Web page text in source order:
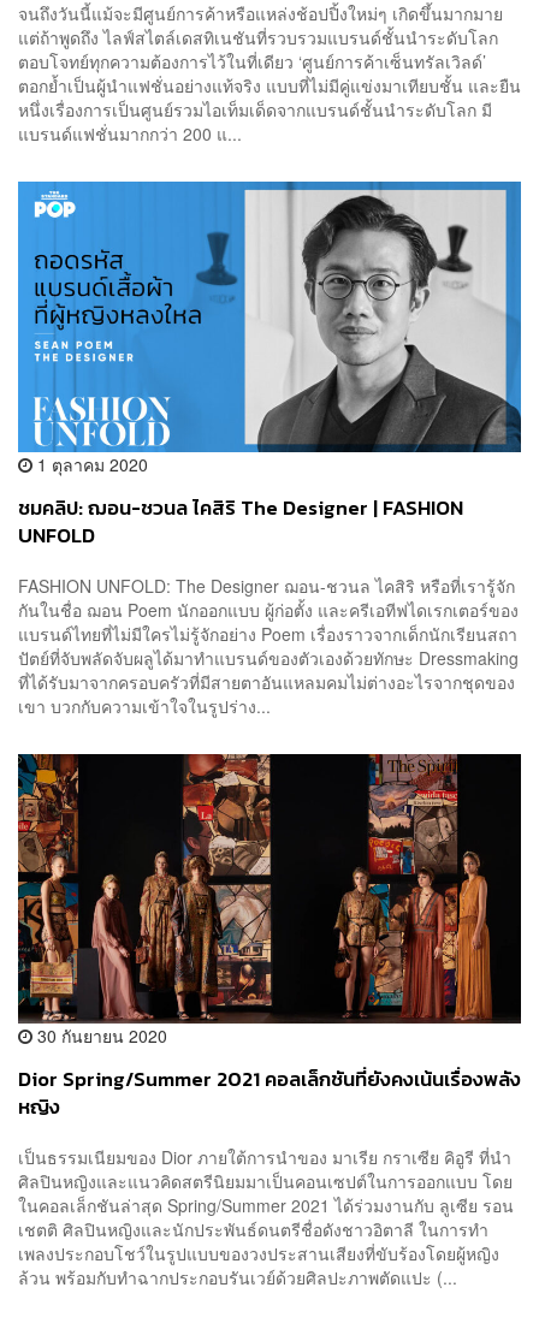
จนถึงวันนี้แม้จะมีศูนย์การค้าหรือแหล่งช้อปปิ้งใหม่ๆ เกิดขึ้นมากมาย
แต่ถ้าพูดถึง ไลฟ์สไตล์เดสทิเนชันที่รวบรวมแบรนด์ชั้นนำระดับโลก
ตอบโจทย์ทุกความต้องการไว้ในที่เดียว ‘ศูนย์การค้าเซ็นทรัลเวิลด์’
ตอกย้ำเป็นผู้นำแฟชั่นอย่างแท้จริง แบบที่ไม่มีคู่แข่งมาเทียบชั้น และยืน
หนึ่งเรื่องการเป็นศูนย์รวมไอเท็มเด็ดจากแบรนด์ชั้นนำระดับโลก มี
แบรนด์แฟชั่นมากกว่า 200 แ...
1 ตุลาคม 2020
ชมคลิป: ฌอน-ชวนล ไคสิริ The Designer | FASHION
UNFOLD
FASHION UNFOLD: The Designer ฌอน-ชวนล ไคสิริ หรือที่เรารู้จัก
กันในชื่อ ฌอน Poem นักออกแบบ ผู้ก่อตั้ง และครีเอทีฟไดเรกเตอร์ของ
แบรนด์ไทยที่ไม่มีใครไม่รู้จักอย่าง Poem เรื่องราวจากเด็กนักเรียนสถา
ปัตย์ที่จับพลัดจับผลูได้มาทำแบรนด์ของตัวเองด้วยทักษะ Dressmaking
ที่ได้รับมาจากครอบครัวที่มีสายตาอันแหลมคมไม่ต่างอะไรจากชุดของ
เขา บวกกับความเข้าใจในรูปร่าง...
30 กันยายน 2020
Dior Spring/Summer 2021 คอลเล็กชันที่ยังคงเน้นเรื่องพลัง
หญิง
เป็นธรรมเนียมของ Dior ภายใต้การนำของ มาเรีย กราเซีย คิอูรี ที่นำ
ศิลปินหญิงและแนวคิดสตรีนิยมมาเป็นคอนเซปต์ในการออกแบบ โดย
ในคอลเล็กชันล่าสุด Spring/Summer 2021 ได้ร่วมงานกับ ลูเซีย รอน
เชตติ ศิลปินหญิงและนักประพันธ์ดนตรีชื่อดังชาวอิตาลี ในการทำ
เพลงประกอบโชว์ในรูปแบบของวงประสานเสียงที่ขับร้องโดยผู้หญิง
ล้วน พร้อมกับทำฉากประกอบรันเวย์ด้วยศิลปะภาพตัดแปะ (...